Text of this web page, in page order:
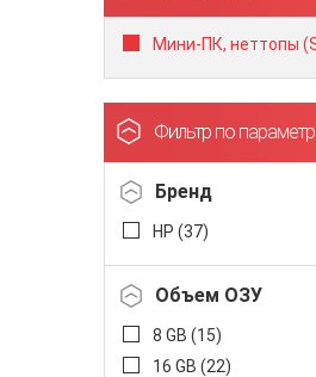
Мини-ПК, неттопы
Фильтр по
Бренд
HP (37)
Объем ОЗУ
8 GB (15)
16 GB (22)